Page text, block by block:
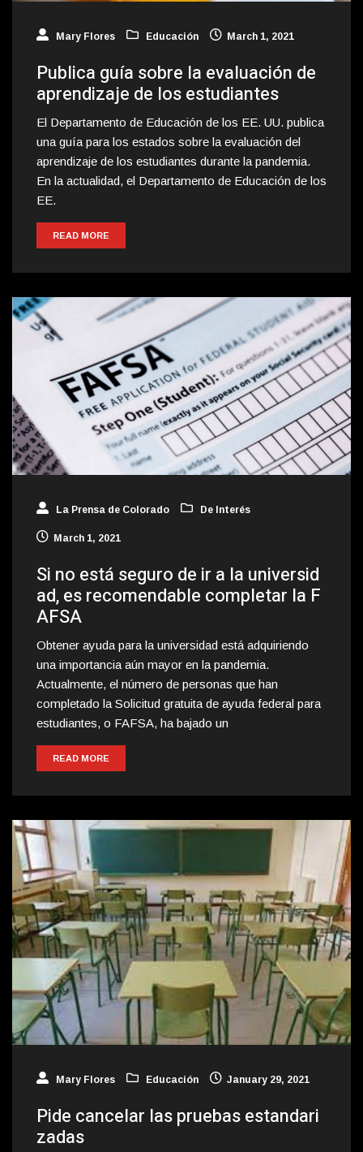
Mary Flores Educación March 1, 2021
Publica guía sobre la evaluación de
aprendizaje de los estudiantes
El Departamento de Educación de los EE. UU. publica
una guía para los estados sobre la evaluación del
aprendizaje de los estudiantes durante la pandemia.
En la actualidad, el Departamento de Educación de los
EE.
READ MORE
La Prensa de Colorado De Interés
March 1, 2021
Si no está seguro de ir a la universid
ad, es recomendable completar la F
AFSA
Obtener ayuda para la universidad está adquiriendo
una importancia aún mayor en la pandemia.
Actualmente, el número de personas que han
completado la Solicitud gratuita de ayuda federal para
estudiantes, o FAFSA, ha bajado un
READ MORE
Mary Flores Educación January 29, 2021
Pide cancelar las pruebas estandari
zadas